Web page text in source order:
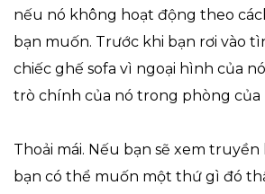
nếu nó không hoạt động theo
bạn muốn. Trước khi bạn rơi vào
chiếc ghế sofa vì ngoại hình của
trò chính của nó trong phòng của
Thoải mái. Nếu bạn sẽ xem
bạn có thể muốn một thứ gì đó